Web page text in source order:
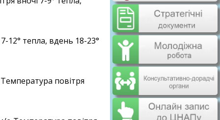
12° тепла, вдень 18-23°
повітря